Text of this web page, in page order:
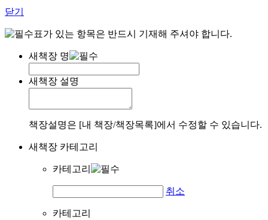
닫기
표가 있는 항목은 반드시 기재해 주셔야 합니다.
새책장 명
새책장 설명
책장설명은 [내 책장/책장목록]에서 수정할 수 있습니다.
새책장 카테고리
카테고리
취소
카테고리